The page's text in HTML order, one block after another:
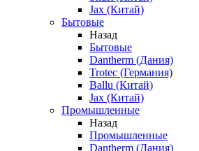
Jax (Китай)
Бытовые
Назад
Бытовые
Dantherm (Дания)
Trotec (Германия)
Ballu (Китай)
Jax (Китай)
Промышленные
Назад
Промышленные
Dantherm (Дания)